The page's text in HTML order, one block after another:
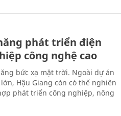
phát triển điện
công nghệ cao
bức xạ mặt trời. Ngoài dự án
Hậu Giang còn có thể nghiên
phát triển công nghiệp, nông